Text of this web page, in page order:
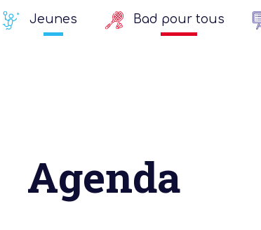
Jeunes Bad pour tous
Agenda